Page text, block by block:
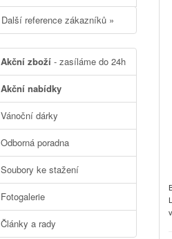
Další reference zákazníků »
Akční zboží - zasíláme do 24h
Akční nabídky
Vánoční dárky
Odborná poradna
Soubory ke stažení
Fotogalerie
Články a rady